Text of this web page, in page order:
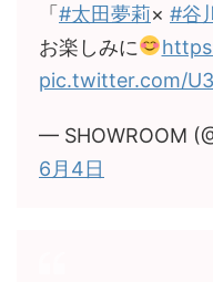
「#太田夢莉× #谷
お楽しみに
pic.twitter.com/
— SHOWROOM
6月4日